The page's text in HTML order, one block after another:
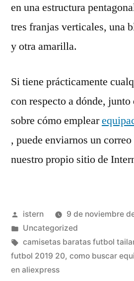
en una estructura
tres franjas verticales, una
y otra amarilla.
Si tiene prácticamente
con respecto a dónde, junto
sobre cómo emplear
, puede enviarnos un
nuestro propio sitio de
Publicado
por
istern
9 de noviembre
Publicado
en
Uncategorized
Etiquetas:
camisetas baratas futbol
futbol 2019 20, como buscar
en aliexpress